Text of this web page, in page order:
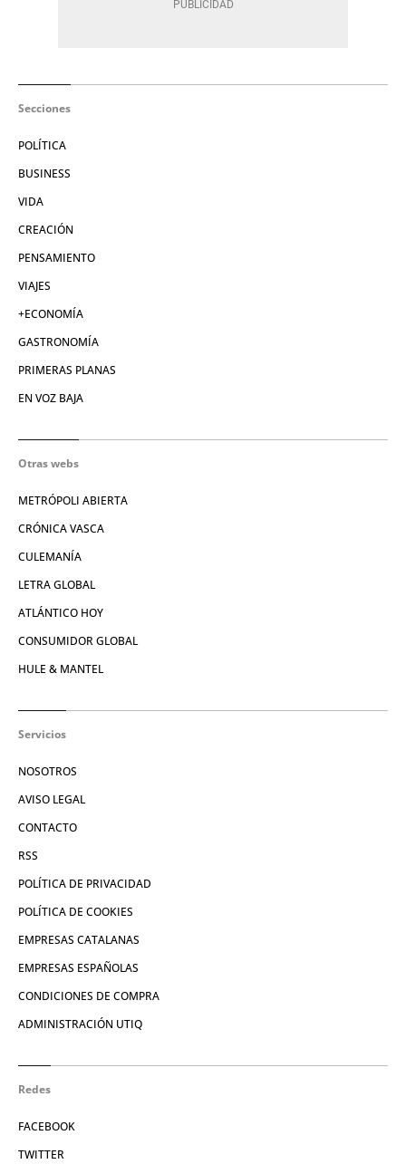
Secciones
POLÍTICA
BUSINESS
VIDA
CREACIÓN
PENSAMIENTO
VIAJES
+ECONOMÍA
GASTRONOMÍA
PRIMERAS PLANAS
EN VOZ BAJA
Otras webs
METRÓPOLI ABIERTA
CRÓNICA VASCA
CULEMANÍA
LETRA GLOBAL
ATLÁNTICO HOY
CONSUMIDOR GLOBAL
HULE & MANTEL
Servicios
NOSOTROS
AVISO LEGAL
CONTACTO
RSS
POLÍTICA DE PRIVACIDAD
POLÍTICA DE COOKIES
EMPRESAS CATALANAS
EMPRESAS ESPAÑOLAS
CONDICIONES DE COMPRA
ADMINISTRACIÓN UTIQ
Redes
FACEBOOK
TWITTER